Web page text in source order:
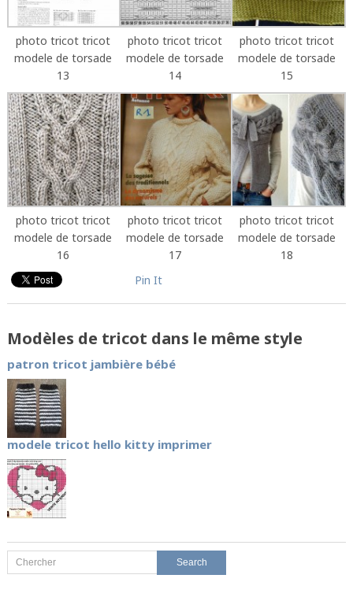
photo tricot tricot
modele de torsade
13
photo tricot tricot
modele de torsade
14
photo tricot tricot
modele de torsade
15
photo tricot tricot
modele de torsade
16
photo tricot tricot
modele de torsade
17
photo tricot tricot
modele de torsade
18
Pin It
Modèles de tricot dans le même style
patron tricot jambière bébé
modele tricot hello kitty imprimer